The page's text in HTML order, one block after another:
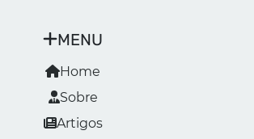
MENU
Home
Sobre
Artigos